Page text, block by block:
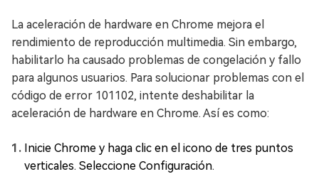
La aceleración de hardware en Chrome mejora el
rendimiento de reproducción multimedia. Sin embargo,
habilitarlo ha causado problemas de congelación y fallo
para algunos usuarios. Para solucionar problemas con el
código de error 101102, intente deshabilitar la
aceleración de hardware en Chrome. Así es como:
Inicie Chrome y haga clic en el icono de tres puntos
verticales. Seleccione Configuración.